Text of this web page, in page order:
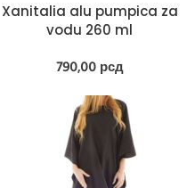
Xanitalia alu pumpica za
vodu 260 ml
790,00 рсд